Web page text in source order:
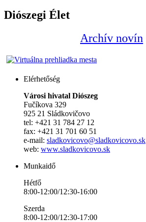
Diószegi Élet
Archív novín
Elérhetőség
Városi hivatal Diószeg
Fučíkova 329
925 21 Sládkovičovo
tel: +421 31 784 27 12
fax: +421 31 701 60 51
e-mail: sladkovicovo@sladkovicovo.sk
web: www.sladkovicovo.sk
Munkaidő
Hétfő
8:00-12:00/12:30-16:00
Szerda
8:00-12:00/12:30-17:00